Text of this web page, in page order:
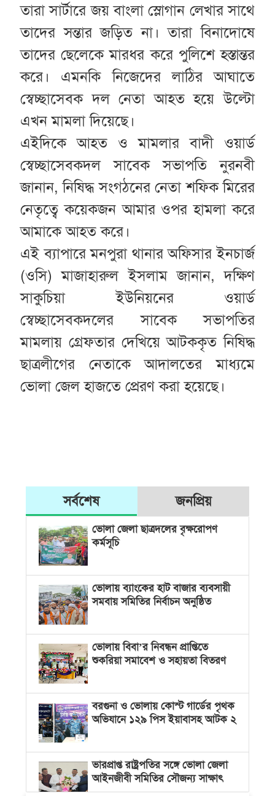
তারা সার্টারে জয় বাংলা স্লোগান লেখার সাথে
তাদের সন্তার জড়িত না। তারা বিনাদোষে
তাদের ছেলেকে মারধর করে পুলিশে হস্তান্তর
করে। এমনকি নিজেদের লাঠির আঘাতে
স্বেচ্ছাসেবক দল নেতা আহত হয়ে উল্টো
এখন মামলা দিয়েছে।
এইদিকে আহত ও মামলার বাদী ওয়ার্ড
স্বেচ্ছাসেবকদল সাবেক সভাপতি নুরনবী
জানান, নিষিদ্ধ সংগঠনের নেতা শফিক মিরের
নেতৃত্বে কয়েকজন আমার ওপর হামলা করে
আমাকে আহত করে।
এই ব্যাপারে মনপুরা থানার অফিসার ইনচার্জ
(ওসি) মাজাহারুল ইসলাম জানান, দক্ষিণ
সাকুচিয়া ইউনিয়নের ওয়ার্ড
স্বেচ্ছাসেবকদলের সাবেক সভাপতির
মামলায় গ্রেফতার দেখিয়ে আটককৃত নিষিদ্ধ
ছাত্রলীগের নেতাকে আদালতের মাধ্যমে
ভোলা জেল হাজতে প্রেরণ করা হয়েছে।
সর্বশেষ জনপ্রিয়
ভোলা জেলা ছাত্রদলের বৃক্ষরোপণ
কর্মসূচি
ভোলায় ব্যাংকের হাট বাজার ব্যবসায়ী
সমবায় সমিতির নির্বাচন অনুষ্ঠিত
ভোলায় বিবা’র নিবন্ধন প্রাপ্তিতে
শুকরিয়া সমাবেশ ও সহায়তা বিতরণ
বরগুনা ও ভোলায় কোস্ট গার্ডের পৃথক
অভিযানে ১২৯ পিস ইয়াবাসহ আটক ২
ভারপ্রাপ্ত রাষ্ট্রপতির সঙ্গে ভোলা জেলা
আইনজীবী সমিতির সৌজন্য সাক্ষাৎ